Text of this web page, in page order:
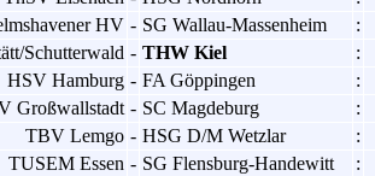
HV - SG Wallau-Massenheim
:
Schutterwald - THW Kiel
:
HSV Hamburg - FA Göppingen
:
Großwallstadt - SC Magdeburg
:
TBV Lemgo - HSG D/M Wetzlar
:
TUSEM Essen - SG Flensburg-Handewitt :